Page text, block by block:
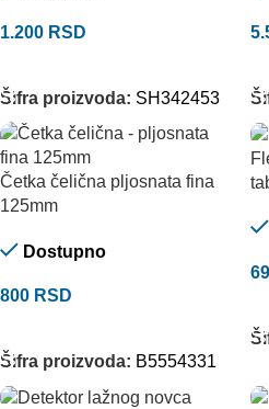
1.200 RSD
Šifra proizvoda: SH342453
Četka čelična pljosnata fina
125mm
Dostupno
800 RSD
Šifra proizvoda: B5554331